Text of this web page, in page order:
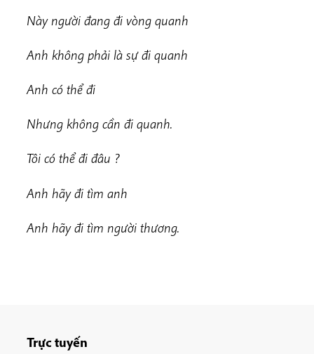
Này người đang đi vòng quanh
Anh không phải là sự đi quanh
Anh có thể đi
Nhưng không cần đi quanh.
Tôi có thể đi đâu ?
Anh hãy đi tìm anh
Anh hãy đi tìm người thương.
Trực tuyến